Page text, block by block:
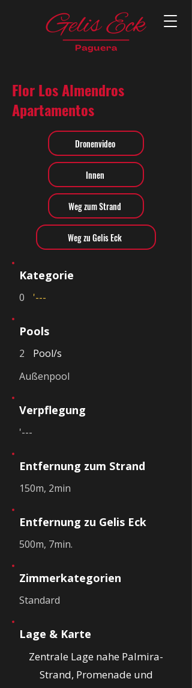
Flor Los Almendros
Apartamentos
Dronenvideo
Innen
Weg zum Strand
Weg zu Gelis Eck
Kategorie
0 '---
Pools
2
Pool/s
Außenpool
Verpflegung
'---
Entfernung zum Strand
150m, 2min
Entfernung zu Gelis Eck
500m, 7min.
Zimmerkategorien
Standard
Lage & Karte
Zentrale Lage nahe Palmira-
Strand, Promenade und